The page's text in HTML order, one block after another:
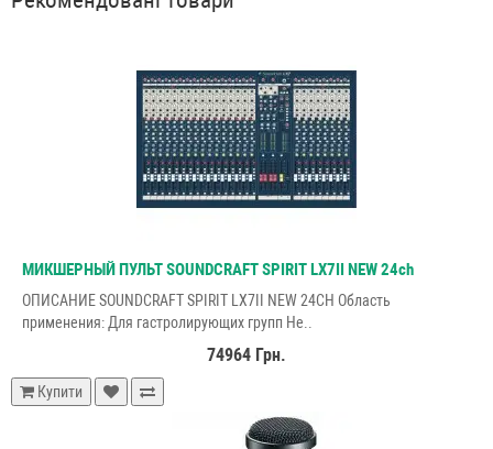
МИКШЕРНЫЙ ПУЛЬТ SOUNDCRAFT SPIRIT LX7II NEW 24ch
ОПИСАНИЕ SOUNDCRAFT SPIRIT LX7II NEW 24CH Область
применения: Для гастролирующих групп Не..
74964 Грн.
Купити